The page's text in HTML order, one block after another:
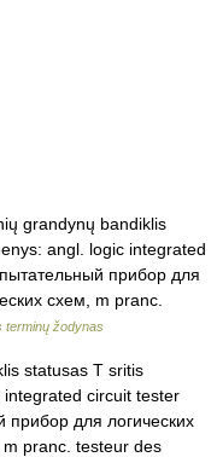
grandynų bandiklis
angl. logic integrated
прибор для
схем, m pranc.
terminų žodynas
statusas T sritis
circuit tester
для логических
m pranc. testeur des